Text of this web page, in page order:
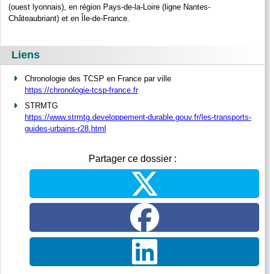
(ouest lyonnais), en région Pays-de-la-Loire (ligne Nantes-
Châteaubriant) et en Île-de-France.
Liens
Chronologie des TCSP en France par ville
https://chronologie-tcsp-france.fr
STRMTG
https://www.strmtg.developpement-durable.gouv.fr/les-transports-
guides-urbains-r28.html
Partager ce dossier :